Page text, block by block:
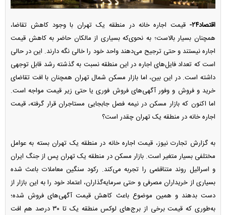
اقتصاد۲۴-
قیمت اجاره خانه در منطقه یک تهران با وجود کاهش تقاضا،
همچنان بسیار بالاست؛ به نحوی‌که بسیاری از مالکان حاضر به کاهش قیمت
اجاره نیستند و حتی ترجیح می‌دهند واحد خود را خالی نگه دارند. این در حالی
است که تعداد فایل‌های اجاره در این منطقه نسبت به گذشته رشد قابل توجهی
داشته است. در این بین، اما بازار مسکن شمال تهران همچنان با افت تقاضای
خرید و فروش و وفور آگهی‌های فروش فوری یا حتی زیر قیمت مواجه است.
اما اکنون که بازار مسکن در نیمه فصل جابجایی مستاجران قرار گرفته، قیمت
اجاره خانه در منطقه یک تهران چقدر است؟
به گزارش تجارت نیوز، قیمت اجاره خانه در منطقه یک تهران بسته به عوامل
مختلفی بسیار متغیر است. بازار مسکن در منطقه یک تهران پس از جنگ ایران
و اسرائیل روند متناقضی را تجربه می‌کند. رکود سنگین معاملات باعث شده
بسیاری از خریداران مصرفی و حتی سرمایه‌گذاران، اعتماد خود را به این بازار از
دست بدهند و همین موضوع باعث کاهش قیمت آگهی‌های فروش شده؛
به‌طوری که قیمت برخی از برج‌های لوکس منطقه یک تا ۳۰ درصد هم افت